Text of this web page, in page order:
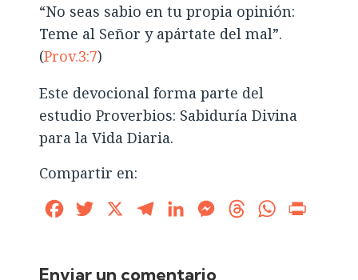
“No seas sabio en tu propia opinión:
Teme al Señor y apártate del mal”.
(Prov.3:7)
Este devocional forma parte del
estudio Proverbios: Sabiduría Divina
para la Vida Diaria.
Compartir en:
FacebookTwitter TelegramLinkedInMessengerThreadsWhatsApp
Enviar un comentario